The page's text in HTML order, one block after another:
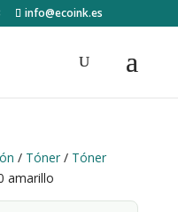
info@ecoink.es
/ Tóner/ Tóner
amarillo